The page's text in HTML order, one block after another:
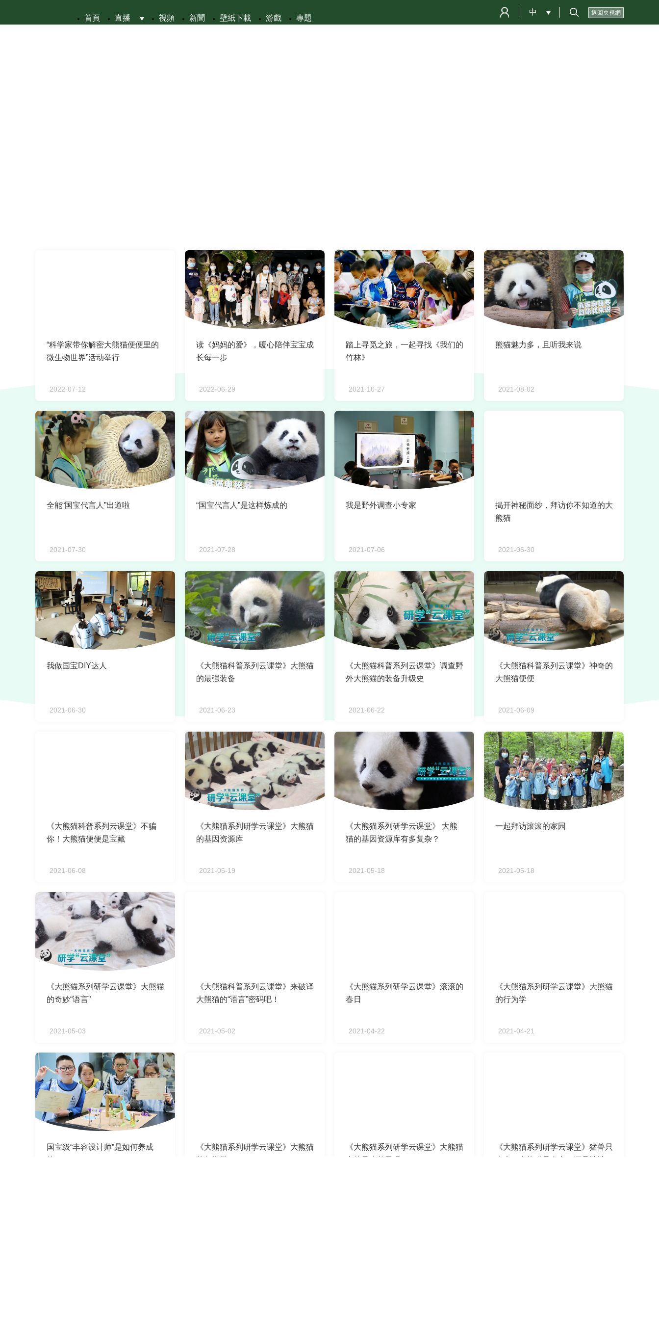
首頁 直播 視頻 新聞 壁紙下載 游戲 專題
返回央視網
中
“科学家带你解密大熊猫便便里的
微生物世界”活动举行
2022-07-12
读《妈妈的爱》，暖心陪伴宝宝成
长每一步
2022-06-29
踏上寻觅之旅，一起寻找《我们的
竹林》
2021-10-27
熊猫魅力多，且听我来说
2021-08-02
全能“国宝代言人”出道啦
2021-07-30
“国宝代言人”是这样炼成的
2021-07-28
我是野外调查小专家
2021-07-06
揭开神秘面纱，拜访你不知道的大
熊猫
2021-06-30
我做国宝DIY达人
2021-06-30
《大熊猫科普系列云课堂》大熊猫
的最强装备
2021-06-23
《大熊猫科普系列云课堂》调查野
外大熊猫的装备升级史
2021-06-22
《大熊猫科普系列云课堂》神奇的
大熊猫便便
2021-06-09
《大熊猫科普系列云课堂》不骗
你！大熊猫便便是宝藏
2021-06-08
《大熊猫系列研学云课堂》大熊猫
的基因资源库
2021-05-19
《大熊猫系列研学云课堂》 大熊
猫的基因资源库有多复杂？
2021-05-18
一起拜访滚滚的家园
2021-05-18
《大熊猫系列研学云课堂》大熊猫
的奇妙“语言”
2021-05-03
《大熊猫科普系列云课堂》来破译
大熊猫的“语言”密码吧！
2021-05-02
《大熊猫系列研学云课堂》滚滚的
春日
2021-04-22
《大熊猫系列研学云课堂》大熊猫
的行为学
2021-04-21
国宝级“丰容设计师”是如何养成
《大熊猫系列研学云课堂》大熊猫
《大熊猫系列研学云课堂》大熊猫
《大熊猫系列研学云课堂》猛兽只